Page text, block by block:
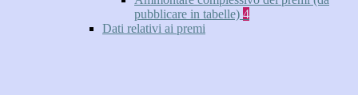
pubblicare in tabelle) 4
Dati relativi ai premi